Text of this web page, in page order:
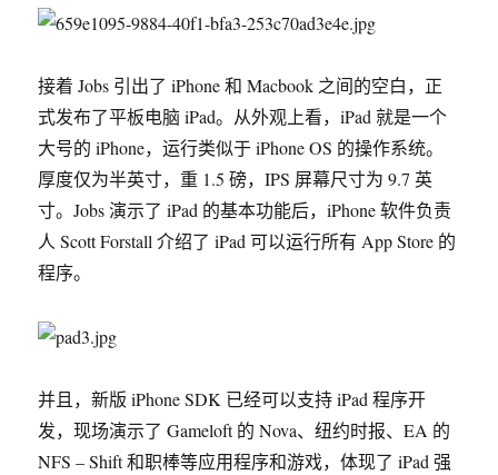
接着 Jobs 引出了 iPhone 和 Macbook 之间的空白，正
式发布了平板电脑 iPad。从外观上看，iPad 就是一个
大号的 iPhone，运行类似于 iPhone OS 的操作系统。
厚度仅为半英寸，重 1.5 磅，IPS 屏幕尺寸为 9.7 英
寸。Jobs 演示了 iPad 的基本功能后，iPhone 软件负责
人 Scott Forstall 介绍了 iPad 可以运行所有 App Store 的
程序。
并且，新版 iPhone SDK 已经可以支持 iPad 程序开
发，现场演示了 Gameloft 的 Nova、纽约时报、EA 的
NFS – Shift 和职棒等应用程序和游戏，体现了 iPad 强